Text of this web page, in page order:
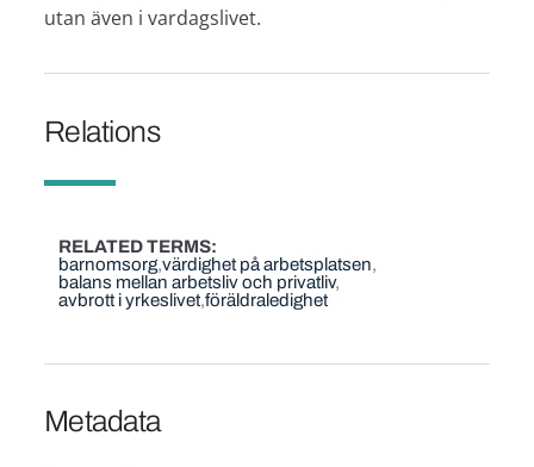
utan även i vardagslivet.
Relations
RELATED TERMS
barnomsorg värdighet på arbetsplatsen
balans mellan arbetsliv och privatliv
avbrott i yrkeslivet föräldraledighet
Metadata